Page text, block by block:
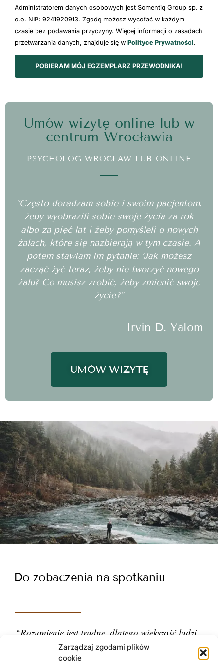
Zarządzaj zgodami plików
cookie
Administratorem danych osobowych jest Somentiq Group sp. z
o.o. NIP: 9241920913. Zgodę możesz wycofać w każdym
czasie bez podawania przyczyny. Więcej informacji o zasadach
przetwarzania danych, znajduje się w Polityce Prywatności.
POBIERAM MÓJ EGZEMPLARZ PRZEWODNIKA!
Umów wizytę online lub w
centrum Wrocławia
PSYCHOLOG WROCŁAW LUB ONLINE
“Często doradzam sobie i swoim pacjentom,
żeby wyobrazili sobie swoje życia za rok
albo za pięć lat i żeby pomyśleli o nowych
żalach, które się nazbierają w tym czasie. A
potem stawiam im pytanie: ‘Jak możesz
zacząć żyć teraz, żeby nie tworzyć nowego
żalu? Co musisz zrobić, żeby zmienić swoje
życie?”
Irvin D. Yalom
UMÓW WIZYTĘ
Do zobaczenia na spotkaniu
“Rozumienie jest trudne, dlatego większość ludzi